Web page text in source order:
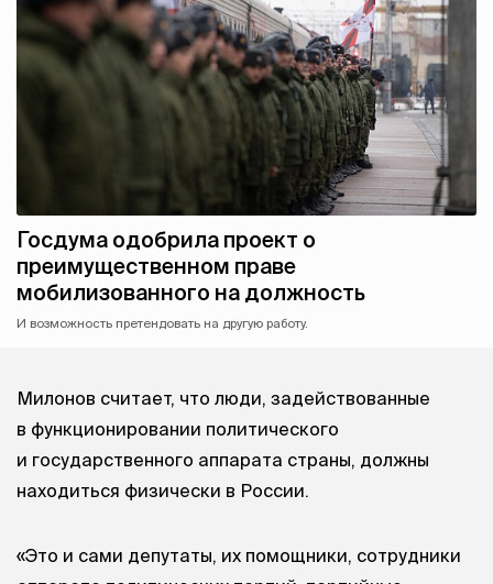
Госдума одобрила проект о
преимущественном праве
мобилизованного на должность
И возможность претендовать на другую работу.
Милонов считает, что люди, задействованные
в функционировании политического
и государственного аппарата страны, должны
находиться физически в России.
«Это и сами депутаты, их помощники, сотрудники